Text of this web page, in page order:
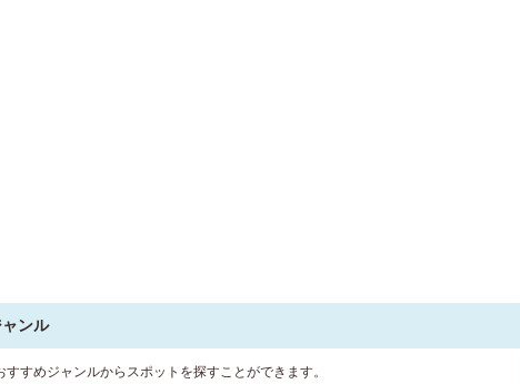
ンル
すめジャンルからスポットを探すことができます。